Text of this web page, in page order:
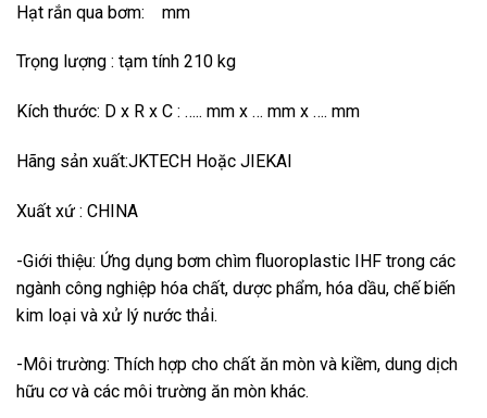
Hạt rắn qua bơm: mm
Trọng lượng : tạm tính 210 kg
Kích thước: D x R x C : ….. mm x … mm x …. mm
Hãng sản xuất:JKTECH Hoặc JIEKAI
Xuất xứ : CHINA
-Giới thiệu: Ứng dụng bơm chìm fluoroplastic IHF trong các
ngành công nghiệp hóa chất, dược phẩm, hóa dầu, chế biến
kim loại và xử lý nước thải.
-Môi trường: Thích hợp cho chất ăn mòn và kiềm, dung dịch
hữu cơ và các môi trường ăn mòn khác.